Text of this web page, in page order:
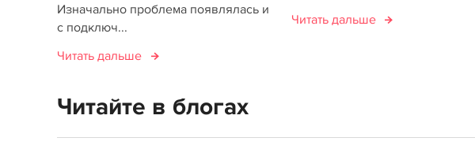
Изначально проблема появлялась и
с подключ...
Читать дальше
Читать дальше
Читайте в блогах